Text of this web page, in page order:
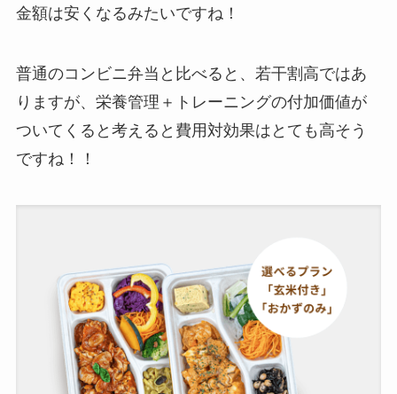
金額は安くなるみたいですね！
普通のコンビニ弁当と比べると、若干割高ではあ
りますが、栄養管理＋トレーニングの付加価値が
ついてくると考えると費用対効果はとても高そう
ですね！！